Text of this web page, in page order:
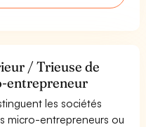
/ Trieuse de
entrepreneur
les sociétés
micro-entrepreneurs ou